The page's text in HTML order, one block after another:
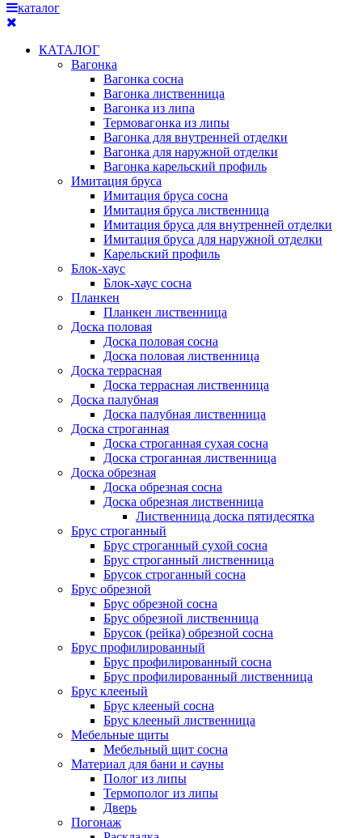
каталог
КАТАЛОГ
Вагонка
Вагонка сосна
Вагонка лиственница
Вагонка из липа
Термовагонка из липы
Вагонка для внутренней отделки
Вагонка для наружной отделки
Вагонка карельский профиль
Имитация бруса
Имитация бруса сосна
Имитация бруса лиственница
Имитация бруса для внутренней отделки
Имитация бруса для наружной отделки
Карельский профиль
Блок-хаус
Блок-хаус сосна
Планкен
Планкен лиственница
Доска половая
Доска половая сосна
Доска половая лиственница
Доска террасная
Доска террасная лиственница
Доска палубная
Доска палубная лиственница
Доска строганная
Доска строганная сухая сосна
Доска строганная лиственница
Доска обрезная
Доска обрезная сосна
Доска обрезная лиственница
Лиственница доска пятидесятка
Брус строганный
Брус строганный сухой сосна
Брус строганный лиственница
Брусок строганный сосна
Брус обрезной
Брус обрезной сосна
Брус обрезной лиственница
Брусок (рейка) обрезной сосна
Брус профилированный
Брус профилированный сосна
Брус профилированный лиственница
Брус клееный
Брус клееный сосна
Брус клееный лиственница
Мебельные щиты
Мебельный щит сосна
Материал для бани и сауны
Полог из липы
Термополог из липы
Дверь
Погонаж